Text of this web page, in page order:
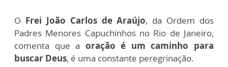
O Frei João Carlos de Araújo, da Ordem dos
Padres Menores Capuchinhos no Rio de Janeiro,
comenta que a oração é um caminho para
buscar Deus, é uma constante peregrinação.